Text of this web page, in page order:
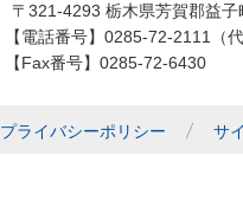
〒321-4293 栃木県芳賀郡益
【電話番号】0285-72-2111（代
【Fax番号】0285-72-6430
プライバシーポリシー サ